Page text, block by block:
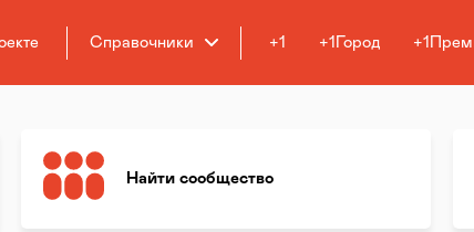
Справочники +1 +1Город
Найти сообщество